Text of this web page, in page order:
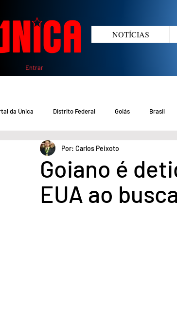
Entrar
NOTÍCIAS
da Única Distrito Federal Goiás Brasil
COVID-19 DF COVID-19 Brasil
Crime em Goiás Crimes no DF
Goiano é
EUA ao
Por: Carlos Peixoto